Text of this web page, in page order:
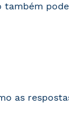
também
as